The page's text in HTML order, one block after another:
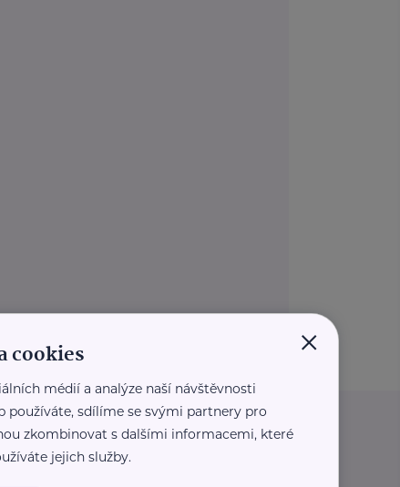
×
cookies
médií a analýze naší návštěvnosti
používáte, sdílíme se svými partnery pro
zkombinovat s dalšími informacemi, které
jejich služby.